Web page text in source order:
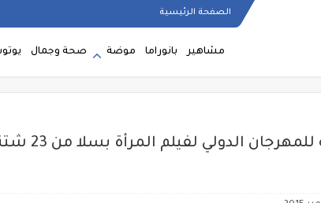
الصفحة الرئيسية
مشاهير بانوراما موضة صحة وجمال